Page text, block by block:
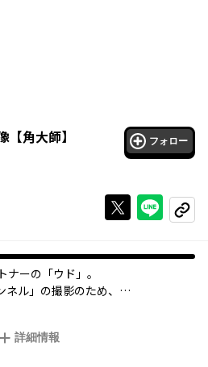
【角大師】 フォロー
Xで投稿する
ライン
コピー
ーの「ウド」。
ル」の撮影のため、
杉枝からの話を聞くうちに「角大
詳細情報